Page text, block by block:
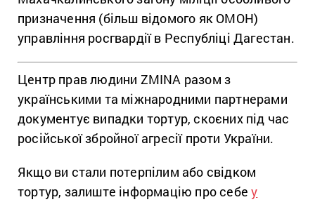
призначення (більш відомого як ОМОН)
управління росгвардії в Республіці Дагестан.
Центр прав людини ZMINA разом з
українськими та міжнародними партнерами
документує випадки тортур, скоєних під час
російської збройної агресії проти України.
Якщо ви стали потерпілим або свідком
тортур, залиште інформацію про себеу